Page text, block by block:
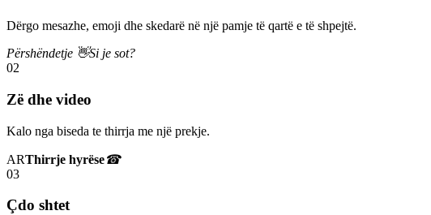
Dërgo mesazhe, emoji dhe skedarë në një pamje të qartë e të shpejtë.
Përshëndetje 👋Si je sot?
02
Zë dhe video
Kalo nga biseda te thirrja me një prekje.
ARThirrje hyrëse☎
03
Çdo shtet